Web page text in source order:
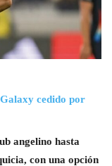
cedido por
angelino hasta
con una opción